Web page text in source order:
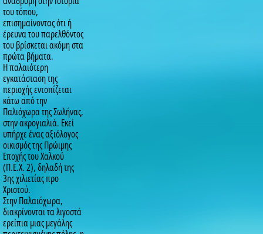
του τόπου,
επισημαίνοντας ότι ή
έρευνα του παρελθόντος
του βρίσκεται ακόμη στα
πρώτα βήματα.
Η παλαιότερη
εγκατάσταση της
περιοχής εντοπίζεται
κάτω από την
Παλιόχωρα της Σωλήνας,
στην ακρογιαλιά. Εκεί
υπήρχε ένας αξιόλογος
οικισμός της Πρώιμης
Εποχής του Χαλκού
(Π.Ε.Χ. 2), δηλαδή της
3ης χιλιετίας προ
Χριστού.
Στην Παλαιόχωρα,
διακρίνονται τα λιγοστά
ερείπια μιας μεγάλης